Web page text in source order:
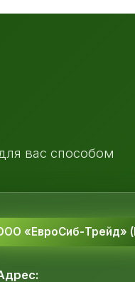
вас способом
«ЕвроСиб-Трейд»